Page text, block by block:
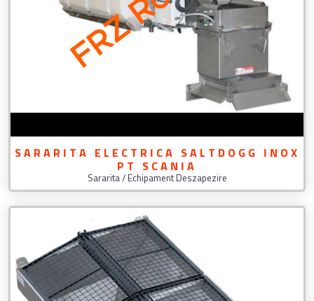
SARARITA ELECTRICA SALTDOGG INOX
PT SCANIA
Sararita / Echipament Deszapezire